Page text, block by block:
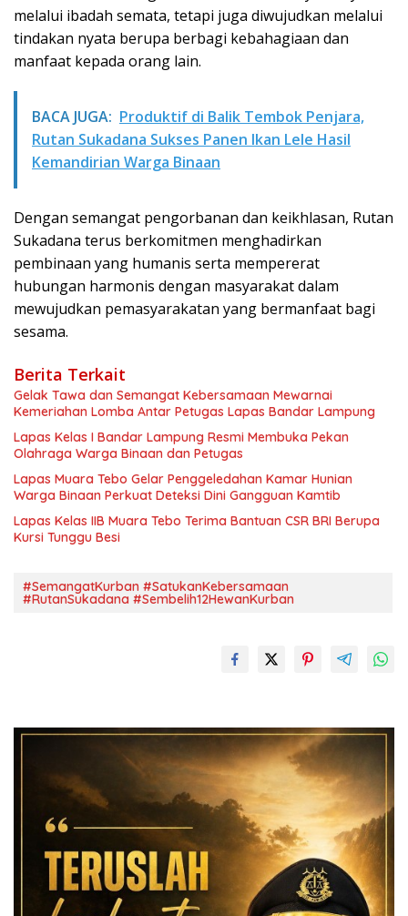
melalui ibadah semata, tetapi juga diwujudkan melalui
tindakan nyata berupa berbagi kebahagiaan dan
manfaat kepada orang lain.
BACA JUGA: Produktif di Balik Tembok Penjara,
Rutan Sukadana Sukses Panen Ikan Lele Hasil
Kemandirian Warga Binaan
Dengan semangat pengorbanan dan keikhlasan, Rutan
Sukadana terus berkomitmen menghadirkan
pembinaan yang humanis serta mempererat
hubungan harmonis dengan masyarakat dalam
mewujudkan pemasyarakatan yang bermanfaat bagi
sesama.
Berita Terkait
Gelak Tawa dan Semangat Kebersamaan Mewarnai
Kemeriahan Lomba Antar Petugas Lapas Bandar Lampung
Lapas Kelas I Bandar Lampung Resmi Membuka Pekan
Olahraga Warga Binaan dan Petugas
Lapas Muara Tebo Gelar Penggeledahan Kamar Hunian
Warga Binaan Perkuat Deteksi Dini Gangguan Kamtib
Lapas Kelas IIB Muara Tebo Terima Bantuan CSR BRI Berupa
Kursi Tunggu Besi
#SemangatKurban #SatukanKebersamaan
#RutanSukadana #Sembelih12HewanKurban